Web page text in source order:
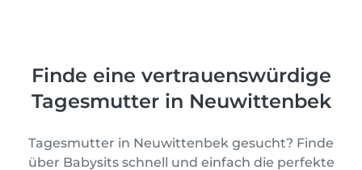
Finde eine vertrauenswürdige
Tagesmutter in Neuwittenbek
Tagesmutter in Neuwittenbek gesucht? Finde
über Babysits schnell und einfach die perfekte